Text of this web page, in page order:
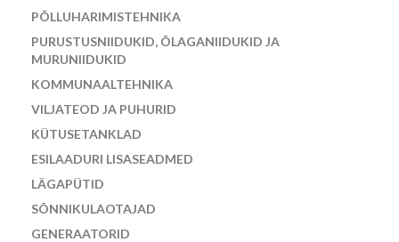
PÕLLUHARIMISTEHNIKA
PURUSTUSNIIDUKID, ÕLAGANIIDUKID JA
MURUNIIDUKID
KOMMUNAALTEHNIKA
VILJATEOD JA PUHURID
KÜTUSETANKLAD
ESILAADURI LISASEADMED
LÄGAPÜTID
SÕNNIKULAOTAJAD
GENERAATORID